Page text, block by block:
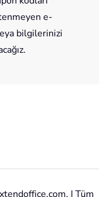
e-
bilgilerinizi
| Tüm